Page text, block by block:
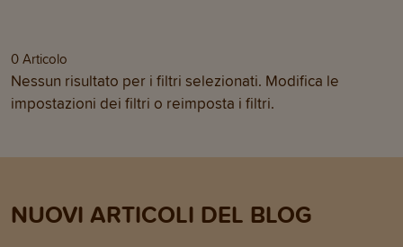
0 Articolo
Nessun risultato per i filtri selezionati. Modifica le
impostazioni dei filtri o reimposta i filtri.
NUOVI ARTICOLI DEL BLOG